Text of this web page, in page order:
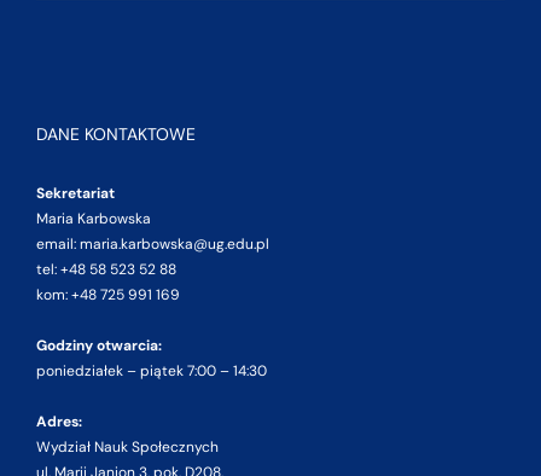
DANE KONTAKTOWE
Sekretariat
Maria Karbowska
email: maria.karbowska@ug.edu.pl
tel: +48 58 523 52 88
kom: +48 725 991 169
Godziny otwarcia:
poniedziałek – piątek 7:00 – 14:30
Adres:
Wydział Nauk Społecznych